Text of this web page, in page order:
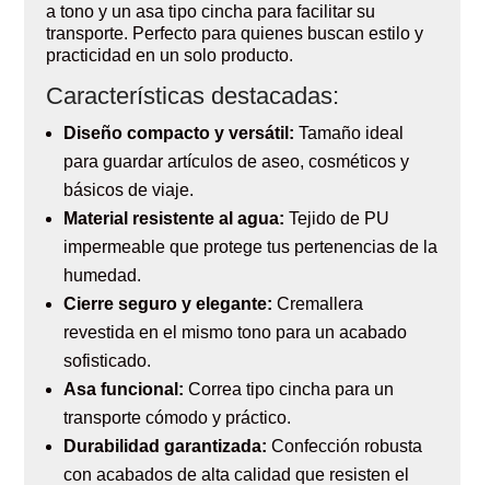
a tono y un asa tipo cincha para facilitar su
transporte. Perfecto para quienes buscan estilo y
practicidad en un solo producto.
Características destacadas:
Diseño compacto y versátil: Tamaño ideal
para guardar artículos de aseo, cosméticos y
básicos de viaje.
Material resistente al agua: Tejido de PU
impermeable que protege tus pertenencias de la
humedad.
Cierre seguro y elegante: Cremallera
revestida en el mismo tono para un acabado
sofisticado.
Asa funcional: Correa tipo cincha para un
transporte cómodo y práctico.
Durabilidad garantizada: Confección robusta
con acabados de alta calidad que resisten el